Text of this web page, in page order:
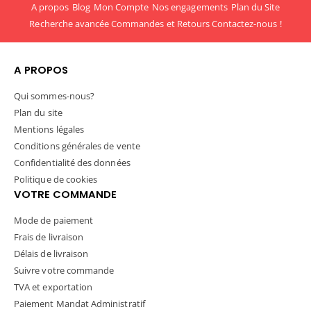
A propos Blog Mon Compte Nos engagements Plan du Site
Recherche avancéeCommandes et RetoursContactez-nous !
A PROPOS
Qui sommes-nous?
Plan du site
Mentions légales
Conditions générales de vente
Confidentialité des données
Politique de cookies
VOTRE COMMANDE
Mode de paiement
Frais de livraison
Délais de livraison
Suivre votre commande
TVA et exportation
Paiement Mandat Administratif